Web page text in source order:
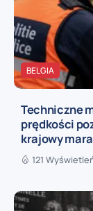
BELGIA
Techniczne
prędkości
krajowy
121